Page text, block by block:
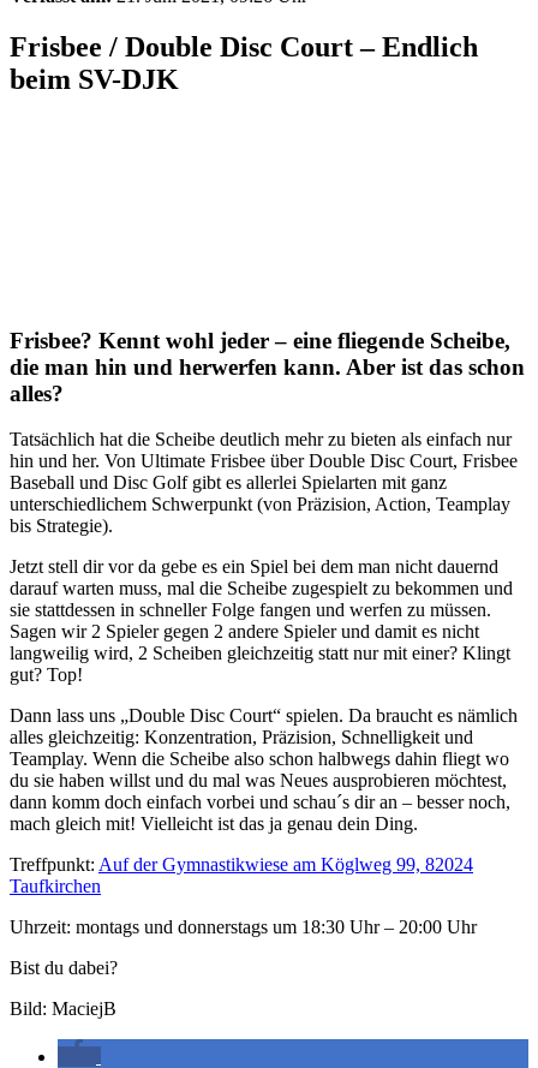
Frisbee / Double Disc Court – Endlich
beim SV-DJK
Frisbee? Kennt wohl jeder – eine fliegende Scheibe,
die man hin und herwerfen kann. Aber ist das schon
alles?
Tatsächlich hat die Scheibe deutlich mehr zu bieten als einfach nur
hin und her. Von Ultimate Frisbee über Double Disc Court, Frisbee
Baseball und Disc Golf gibt es allerlei Spielarten mit ganz
unterschiedlichem Schwerpunkt (von Präzision, Action, Teamplay
bis Strategie).
Jetzt stell dir vor da gebe es ein Spiel bei dem man nicht dauernd
darauf warten muss, mal die Scheibe zugespielt zu bekommen und
sie stattdessen in schneller Folge fangen und werfen zu müssen.
Sagen wir 2 Spieler gegen 2 andere Spieler und damit es nicht
langweilig wird, 2 Scheiben gleichzeitig statt nur mit einer? Klingt
gut? Top!
Dann lass uns „Double Disc Court“ spielen. Da braucht es nämlich
alles gleichzeitig: Konzentration, Präzision, Schnelligkeit und
Teamplay. Wenn die Scheibe also schon halbwegs dahin fliegt wo
du sie haben willst und du mal was Neues ausprobieren möchtest,
dann komm doch einfach vorbei und schau´s dir an – besser noch,
mach gleich mit! Vielleicht ist das ja genau dein Ding.
Treffpunkt: Auf der Gymnastikwiese am Köglweg 99, 82024
Taufkirchen
Uhrzeit: montags und donnerstags um 18:30 Uhr – 20:00 Uhr
Bist du dabei?
Bild: MaciejB